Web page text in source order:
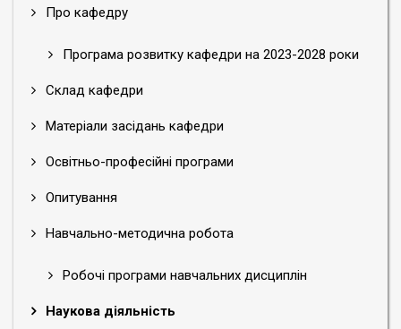
Про кафедру
Програма розвитку кафедри на 2023-2028 роки
Склад кафедри
Матеріали засідань кафедри
Освітньо-професійні програми
Опитування
Навчально-методична робота
Робочі програми навчальних дисциплін
Наукова діяльність